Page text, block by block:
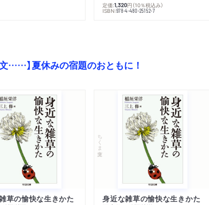
定価:1,320円 （10％税込み）
ISBN:978-4-480-25152-7
……】夏休みの宿題のおともに！
草の愉快な生きかた
ちくま文庫
身近な雑草の愉快な生きかた